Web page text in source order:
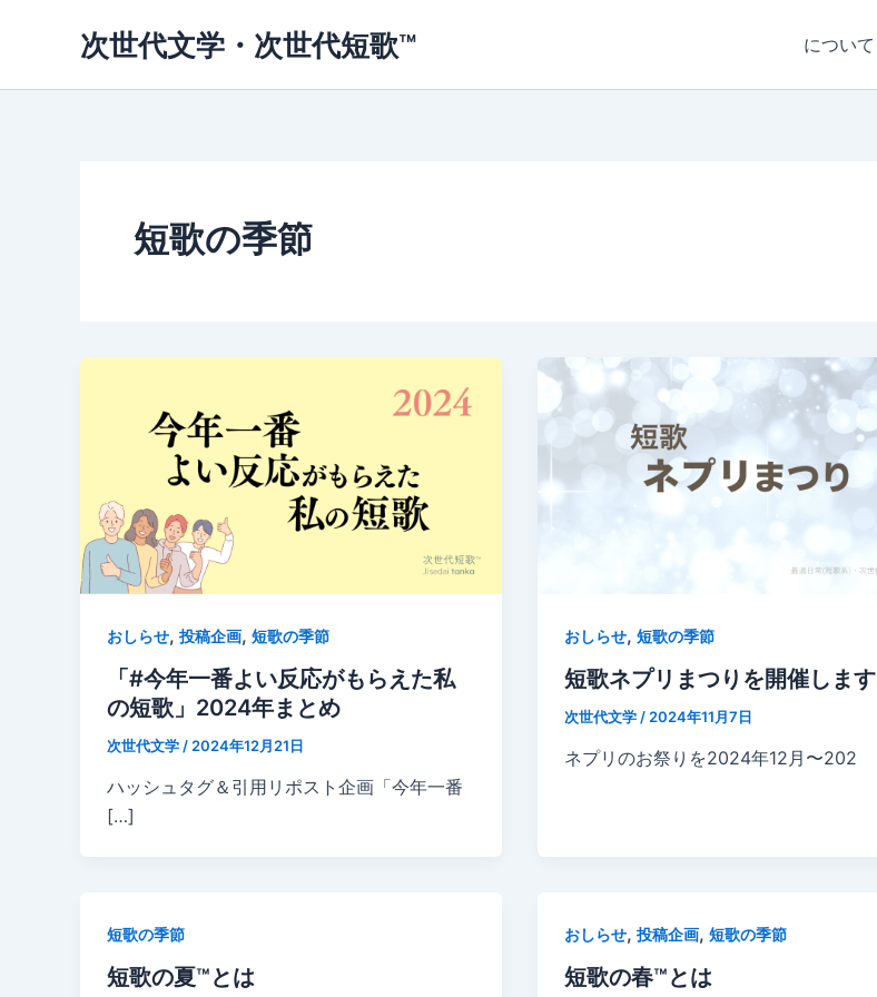
次世代文学・次世代短歌™ について
短歌の季節
おしらせ, 投稿企画, 短歌の季節
「#今年一番よい反応がもらえた私
の短歌」2024年まとめ
次世代文学 / 2024年12月21日
ハッシュタグ＆引用リポスト企画「今年一番
[…]
おしらせ, 短歌の季節
短歌ネプリまつりを開催します
次世代文学 / 2024年11月7日
ネプリのお祭りを2024年12月〜202
短歌の季節
短歌の夏™とは
おしらせ, 投稿企画, 短歌の季節
短歌の春™とは